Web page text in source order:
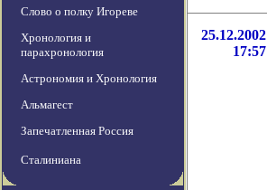
Слово о полку Игореве
Хронология и
парахронология
Астрономия и Хронология
Альмагест
Запечатленная Россия
Сталиниана
25.12.2002
17:57